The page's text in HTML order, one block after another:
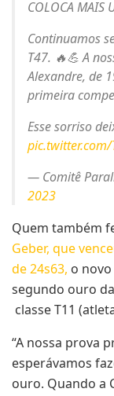
COLOCA MAIS
Continuamos
T47. 🔥💪 A
Alexandre, de
primeira
Esse sorriso
pic.twitter.com/
— Comitê
2023
Quem também
Geber, que
de 24s63, o
segundo ouro
classe T11
“A nossa prova
esperávamos
ouro. Quando a